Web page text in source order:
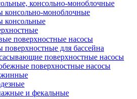
консольно-моноблочные
консольно-моноблочные
консольные
поверхностные насосы
поверхностные для бассейна
поверхностные насосы
поверхностные насосы
и фекальные